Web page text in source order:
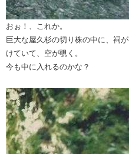
おぉ！、これか。
巨大な屋久杉の切り株の中に、祠
けていて、空が覗く。
今も中に入れるのかな？